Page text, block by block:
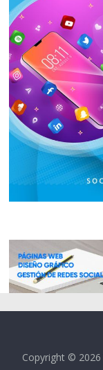
Copyright © 2026